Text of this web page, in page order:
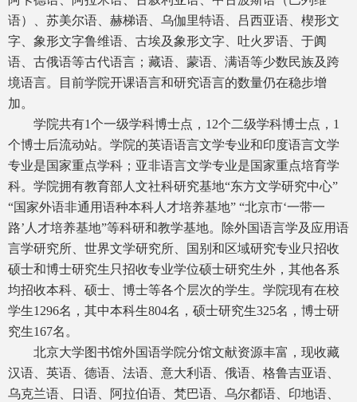
语）、苏美尔语、赫梯语、乌伽里特语、吕西亚语、楔形文
字、象形文字鲁维语、古埃及象形文字、吐火罗语、于阗
语、古俄语等古代语言；藏语、蒙语、满语等少数民族及跨
境语言。目前学院开课语言和研究语言的数量仍在稳步增
加。
学院共有1个一级学科博士点，12个二级学科博士点，1
个博士后流动站。学院的英语语言文学专业和印度语言文学
专业是国家重点学科；亚非语言文学专业是国家重点培育学
科。学院拥有教育部人文社科研究基地“东方文学研究中心”
“国家外语非通用语种本科人才培养基地” “北京市‘一带一
路’人才培养基地”等科研和教学基地。除外国语言学及应用语
言学研究所、世界文学研究所、国别和区域研究专业只招收
硕士和博士研究生只招收专业学位硕士研究生外，其他各系
均招收本科、硕士、博士等各个层次的学生。学院现有在校
学生1296名，其中本科生804名，硕士研究生325名，博士研
究生167名。
北京大学图书馆外国语学院分馆文献资源丰富，现收藏
汉语、英语、德语、法语、意大利语、俄语、格鲁吉亚语、
乌克兰语、日语、阿拉伯语、梵巴语、乌尔都语、印地语、